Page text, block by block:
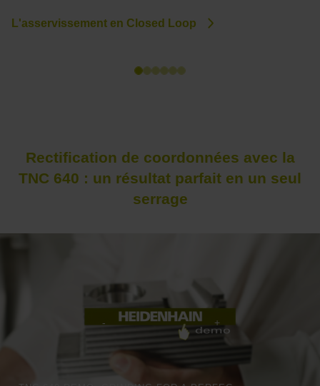
L'asservissement en Closed Loop
Rectification de coordonnées avec la
TNC 640 : un résultat parfait en un seul
serrage